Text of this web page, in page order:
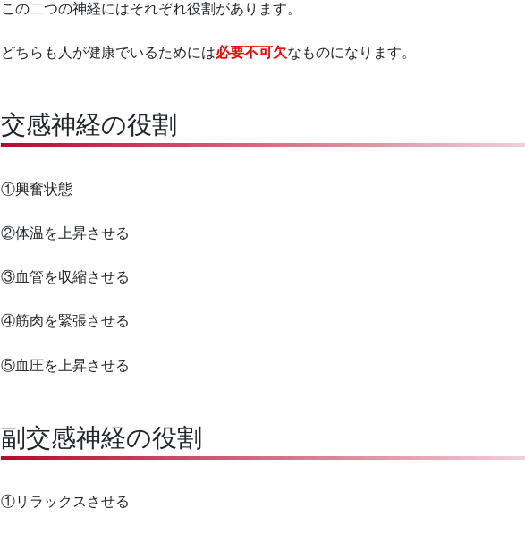
この二つの神経にはそれぞれ役割があります。
どちらも人が健康でいるためには必要不可欠なものになります。
交感神経の役割
①興奮状態
②体温を上昇させる
③血管を収縮させる
④筋肉を緊張させる
⑤血圧を上昇させる
副交感神経の役割
①リラックスさせる